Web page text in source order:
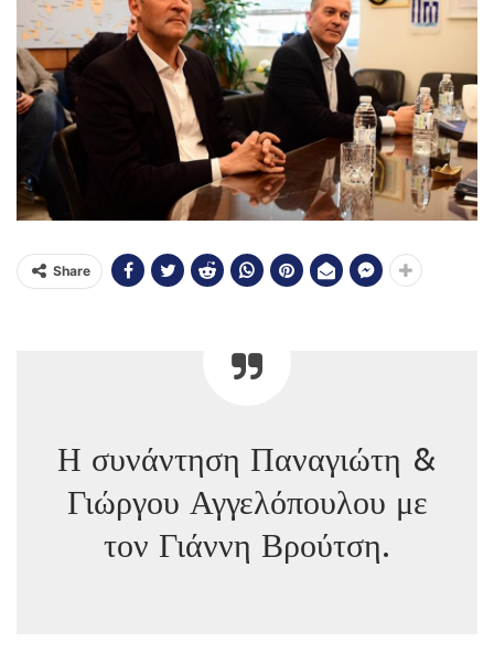
Share
Η συνάντηση Παναγιώτη &
Γιώργου Αγγελόπουλου με
τον Γιάννη Βρούτση.